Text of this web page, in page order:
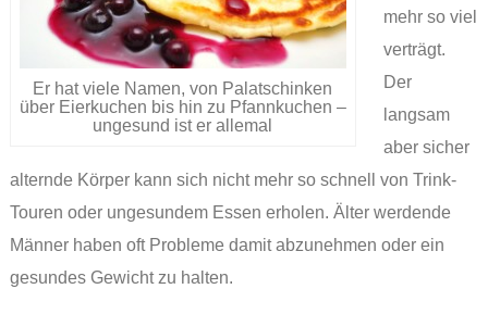
Er hat viele Namen, von Palatschinken
über Eierkuchen bis hin zu Pfannkuchen –
ungesund ist er allemal
mehr so viel
verträgt.
Der
langsam
aber sicher
alternde Körper kann sich nicht mehr so schnell von Trink-
Touren oder ungesundem Essen erholen. Älter werdende
Männer haben oft Probleme damit abzunehmen oder ein
gesundes Gewicht zu halten.